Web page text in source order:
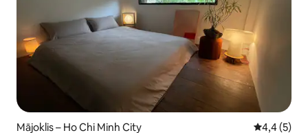
Mājoklis – Ho Chi Minh City Vidējais
4,4 (5)